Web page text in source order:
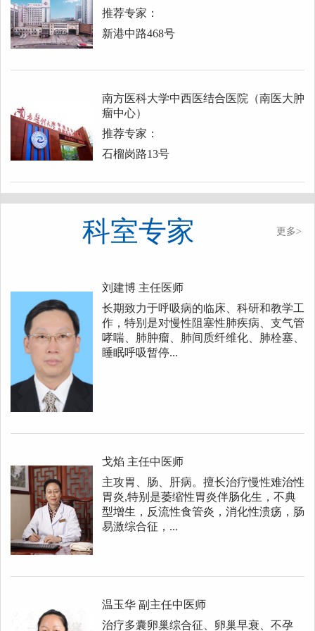
推荐专家：
新港中路468号
南方医科大学中西医结合医院（南医大肿
瘤中心）
推荐专家：
石榴岗路13号
科室专家 更多>
刘建博 主任医师
长期致力于呼吸病的临床、科研和教学工
作，特别是对慢性阻塞性肺疾病、支气管
哮喘、肺肿瘤、肺间质纤维化、肺栓塞、
睡眠呼吸暂停...
戈焰 主任中医师
主攻胃、肠、肝病。擅长治疗慢性难治性
胃炎,特别是萎缩性胃炎伴肠化生，不典
型增生，反流性食管炎，消化性溃疡，肠
易激综合征，...
温玉华 副主任中医师
治疗多囊卵巢综合征、卵巢早衰、不孕